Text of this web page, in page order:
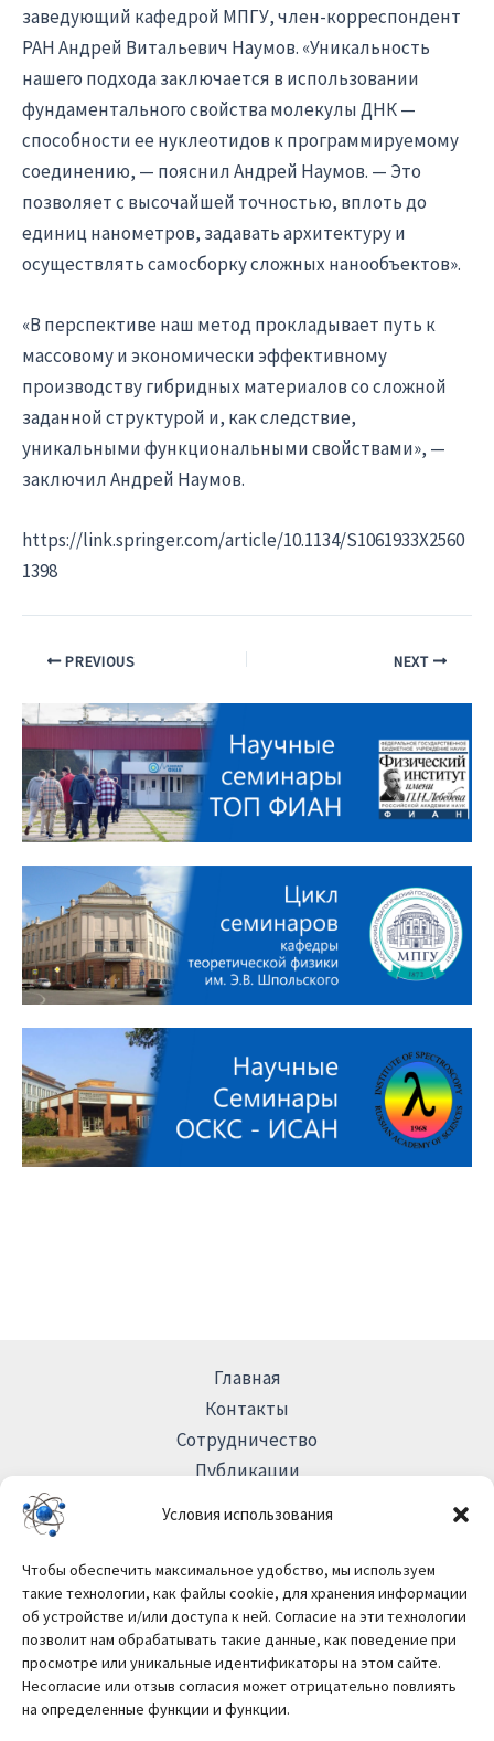
Условия использования
Чтобы обеспечить максимальное удобство, мы используем
такие технологии, как файлы cookie, для хранения информации
об устройстве и/или доступа к ней. Согласие на эти технологии
позволит нам обрабатывать такие данные, как поведение при
просмотре или уникальные идентификаторы на этом сайте.
Несогласие или отзыв согласия может отрицательно повлиять
на определенные функции и функции.
заведующий кафедрой МПГУ, член-корреспондент
РАН Андрей Витальевич Наумов. «Уникальность
нашего подхода заключается в использовании
фундаментального свойства молекулы ДНК —
способности ее нуклеотидов к программируемому
соединению, — пояснил Андрей Наумов. — Это
позволяет с высочайшей точностью, вплоть до
единиц нанометров, задавать архитектуру и
осуществлять самосборку сложных нанообъектов».
«В перспективе наш метод прокладывает путь к
массовому и экономически эффективному
производству гибридных материалов со сложной
заданной структурой и, как следствие,
уникальными функциональными свойствами», —
заключил Андрей Наумов.
https://link.springer.com/article/10.1134/S1061933X2560
1398
Post PREVIOUS NEXT
Главная
Контакты
Сотрудничество
Публикации
Межинститутская рабочая группа по лазерной
селективной спектроскопии и наноскопии
Interinstitutional Team on Laser Selective Spectroscopy and
Nanoscopy